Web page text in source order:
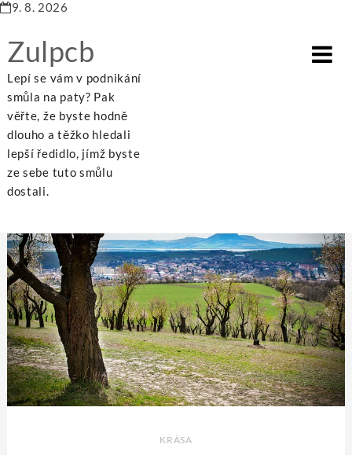
9. 8. 2026
Zulpcb
Lepí se vám v podnikání
smůla na paty? Pak
věřte, že byste hodně
dlouho a těžko hledali
lepší ředidlo, jímž byste
ze sebe tuto smůlu
dostali.
Home
Krása
Ubytování v Mikulově můžete spojit s poznáním přírodních krás
KRÁSA